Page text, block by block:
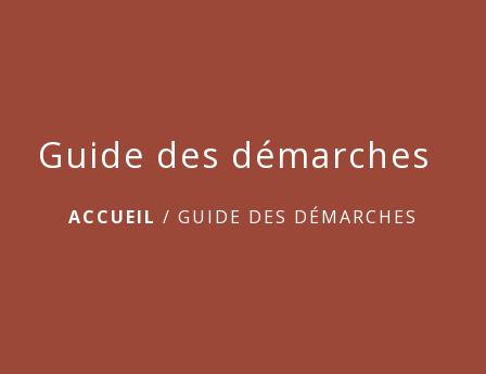
Guide des démarches
ACCUEIL / GUIDE DES DÉMARCHES